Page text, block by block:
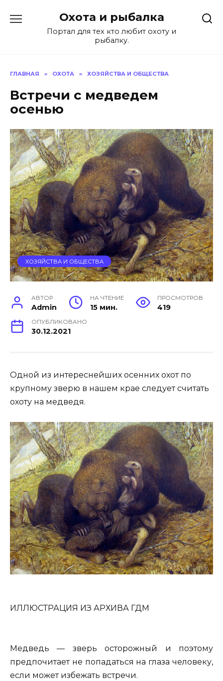
содержанию
Охота и рыбалка
Портал для тех кто любит охоту и
рыбалку.
ГЛАВНАЯ » ОХОТА » ХОЗЯЙСТВА И ОБЩЕСТВА
Встречи с медведем
осенью
ХОЗЯЙСТВА И ОБЩЕСТВА
АВТОР
Admin
НА ЧТЕНИЕ
15 мин.
ПРОСМОТРОВ
419
ОПУБЛИКОВАНО
30.12.2021
Одной из интереснейших осенних охот по
крупному зверю в нашем крае следует считать
охоту на медведя.
ИЛЛЮСТРАЦИЯ ИЗ АРХИВА ГДМ
Медведь — зверь осторожный и поэтому
предпочитает не попадаться на глаза человеку,
если может избежать встречи.